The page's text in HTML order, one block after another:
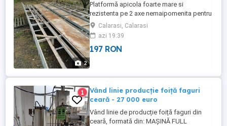
2
Platformă apicola foarte mare si
rezistenta pe 2 axe nemaipomenita pentru
transportul de stupi, balotilor de lucernă,
fan si nu numai. Pentru alte detalii va rog
sa sunați la telefon :zero șapte doi șapte
șapte șase șase nouă zero doi Călărași
Calarasi, Calarasi
azi 19:39
197 RON
1
Vând linie producție foiță faguri
ceară - 27 000 euro
Vând linie de producție foiță faguri din
ceară, formată din: MAȘINĂ FULL